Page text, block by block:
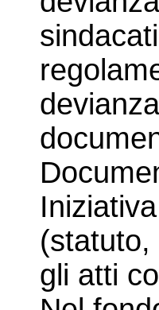
gli atti